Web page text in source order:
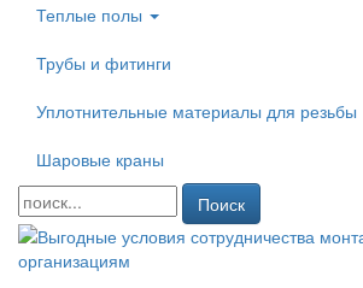
Теплые полы
Трубы и фитинги
Уплотнительные материалы для резьбы
Шаровые краны
Поиск